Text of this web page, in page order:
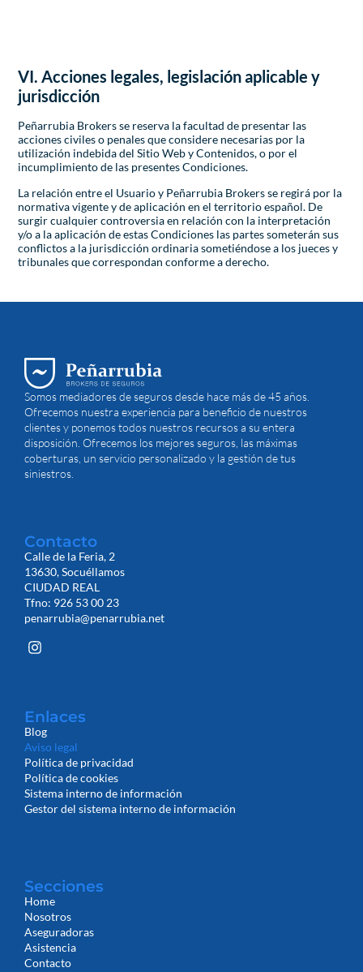
VI. Acciones legales, legislación aplicable y
jurisdicción
Peñarrubia Brokers se reserva la facultad de presentar las
acciones civiles o penales que considere necesarias por la
utilización indebida del Sitio Web y Contenidos, o por el
incumplimiento de las presentes Condiciones.
La relación entre el Usuario y Peñarrubia Brokers se regirá por la
normativa vigente y de aplicación en el territorio español. De
surgir cualquier controversia en relación con la interpretación
y/o a la aplicación de estas Condiciones las partes someterán sus
conflictos a la jurisdicción ordinaria sometiéndose a los jueces y
tribunales que correspondan conforme a derecho.
Somos mediadores de seguros desde hace más de 45 años.
Ofrecemos nuestra experiencia para beneficio de nuestros
clientes y ponemos todos nuestros recursos a su entera
disposición. Ofrecemos los mejores seguros, las máximas
coberturas, un servicio personalizado y la gestión de tus
siniestros.
Secciones
Home
Nosotros
Aseguradoras
Asistencia
Contacto
Enlaces
Blog
Aviso legal
Política de privacidad
Política de cookies
Sistema interno de información
Gestor del sistema interno de información
Contacto
Calle de la Feria, 2
13630, Socuéllamos
CIUDAD REAL
Tfno: 926 53 00 23
penarrubia@penarrubia.net